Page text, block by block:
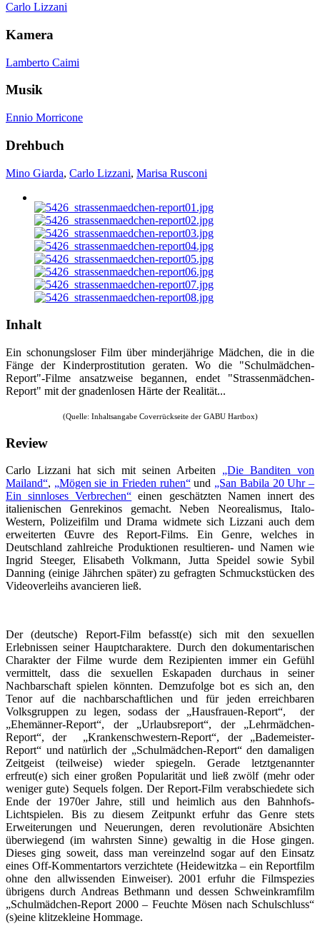
Carlo Lizzani
Kamera
Lamberto Caimi
Musik
Ennio Morricone
Drehbuch
Mino Giarda, Carlo Lizzani, Marisa Rusconi
Inhalt
Ein schonungsloser Film über minderjährige Mädchen, die in die
Fänge der Kinderprostitution geraten. Wo die "Schulmädchen-
Report"-Filme ansatzweise begannen, endet "Strassenmädchen-
Report" mit der gnadenlosen Härte der Realität...
(Quelle: Inhaltsangabe Coverrückseite der GABU Hartbox)
Review
Carlo Lizzani hat sich mit seinen Arbeiten „Die Banditen von
Mailand“, „Mögen sie in Frieden ruhen“und „San Babila 20 Uhr –
Ein sinnloses Verbrechen“ einen geschätzten Namen innert des
italienischen Genrekinos gemacht. Neben Neorealismus, Italo-
Western, Polizeifilm und Drama widmete sich Lizzani auch dem
erweiterten Œuvre des Report-Films. Ein Genre, welches in
Deutschland zahlreiche Produktionen resultieren- und Namen wie
Ingrid Steeger, Elisabeth Volkmann, Jutta Speidel sowie Sybil
Danning (einige Jährchen später) zu gefragten Schmuckstücken des
Videoverleihs avancieren ließ.
Der (deutsche) Report-Film befasst(e) sich mit den sexuellen
Erlebnissen seiner Hauptcharaktere. Durch den dokumentarischen
Charakter der Filme wurde dem Rezipienten immer ein Gefühl
vermittelt, dass die sexuellen Eskapaden durchaus in seiner
Nachbarschaft spielen könnten. Demzufolge bot es sich an, den
Tenor auf die nachbarschaftlichen und für jeden erreichbaren
Volksgruppen zu legen, sodass der „Hausfrauen-Report“, der
„Ehemänner-Report“, der „Urlaubsreport“, der „Lehrmädchen-
Report“, der „Krankenschwestern-Report“, der „Bademeister-
Report“ und natürlich der „Schulmädchen-Report“ den damaligen
Zeitgeist (teilweise) wieder spiegeln. Gerade letztgenannter
erfreut(e) sich einer großen Popularität und ließ zwölf (mehr oder
weniger gute) Sequels folgen. Der Report-Film verabschiedete sich
Ende der 1970er Jahre, still und heimlich aus den Bahnhofs-
Lichtspielen. Bis zu diesem Zeitpunkt erfuhr das Genre stets
Erweiterungen und Neuerungen, deren revolutionäre Absichten
überwiegend (im wahrsten Sinne) gewaltig in die Hose gingen.
Dieses ging soweit, dass man vereinzelnd sogar auf den Einsatz
eines Off-Kommentartors verzichtete (Heidewitzka – ein Reportfilm
ohne den allwissenden Einweiser). 2001 erfuhr die Filmspezies
übrigens durch Andreas Bethmann und dessen Schweinkramfilm
„Schulmädchen-Report 2000 – Feuchte Mösen nach Schulschluss“
(s)eine klitzekleine Hommage.